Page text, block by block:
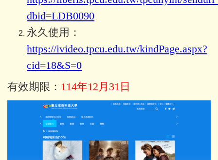
dbid=LDB0090
永久使用：
https://ivideo.tpcu.edu.tw/kindPage.aspx?
cid=18&S=0
有效期限： 114年12月31日